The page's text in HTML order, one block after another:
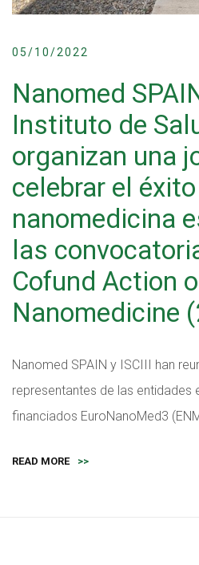
05/10/2022
Nanomed
Instituto de
organizan una
celebrar el
nanomedicina
las
Cofund Action
Nanomedicine
Nanomed SPAIN y ISCIII han
representantes de las
financiados EuroNanoMed3
READ MORE >>